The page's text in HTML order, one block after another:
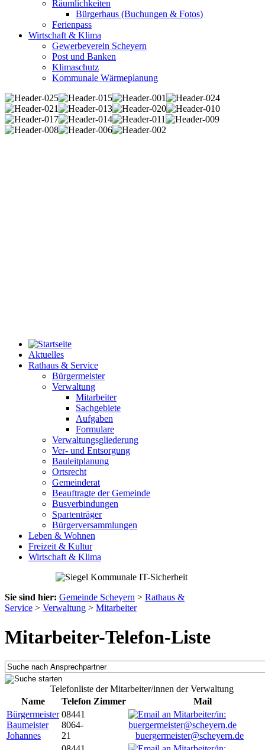
Räumlichkeiten
Bürgerhaus (Buchungen & Fotos)
Ferienpass
Wirtschaft & Klima
Gewerbeverein Scheyern
Post und Banken
Klimaschutz
Kommunale Wärmeplanung
Aktuelles
Rathaus & Service
Bürgermeister
Verwaltung
Mitarbeiter
Sachgebiete
Aufgaben
Formulare
Verwaltungsgliederung
Ver- und Entsorgung
Bauleitplanung
Ortsrecht
Gemeinderat
Beauftragte der Gemeinde
Busverbindungen
Spartenträger
Bürgerversammlungen
Leben & Wohnen
Freizeit & Kultur
Wirtschaft & Klima
Sie sind hier: Gemeinde Scheyern > Rathaus &
Service > Verwaltung > Mitarbeiter
Mitarbeiter-Telefon-Liste
Telefonliste der Mitarbeiter/innen der Verwaltung
Name
Telefon Zimmer
Mail
Bürgermeister
Baumeister
Johannes
08441
8064-
21
buergermeister@scheyern.de